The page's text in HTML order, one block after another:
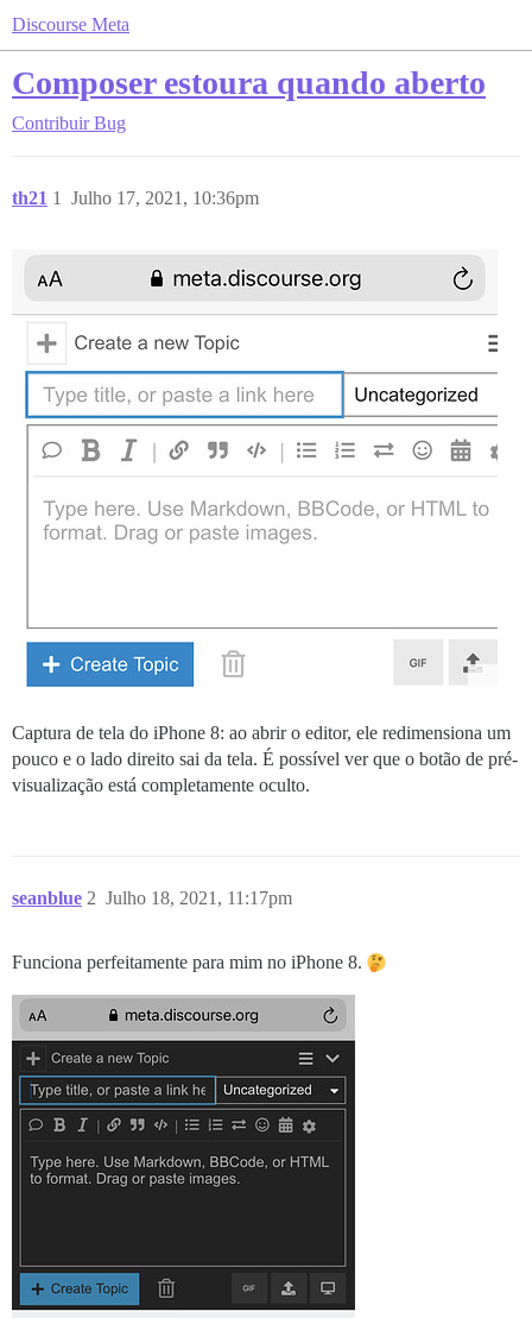
Discourse Meta
Composer estoura quando aberto
Contribuir Bug
th21 Julho 17, 2021, 10:36pm
1
Captura de tela do iPhone 8: ao abrir o editor, ele redimensiona um
pouco e o lado direito sai da tela. É possível ver que o botão de pré-
visualização está completamente oculto.
seanblue Julho 18, 2021, 11:17pm
2
Funciona perfeitamente para mim no iPhone 8.